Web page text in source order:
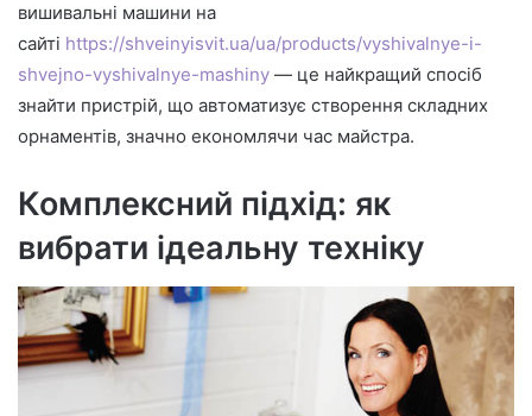
вишивальні машини на
сайті https://shveinyisvit.ua/ua/products/vyshivalnye-i-
shvejno-vyshivalnye-mashiny — це найкращий спосіб
знайти пристрій, що автоматизує створення складних
орнаментів, значно економлячи час майстра.
Комплексний підхід: як
вибрати ідеальну техніку